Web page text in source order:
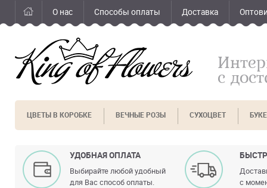
О нас Способы оплаты Доставка
с
ЦВЕТЫ В КОРОБКЕ ВЕЧНЫЕ РОЗЫ СУХОЦВЕТ
УДОБНАЯ ОПЛАТА
Выбирайте любой удобный
для Вас способ оплаты.
с